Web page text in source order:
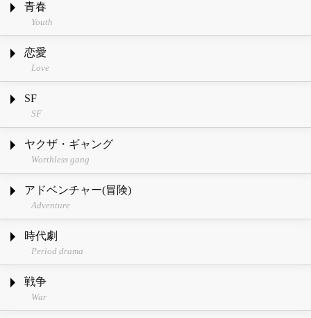
青春
Youth
恋愛
Love
SF
SF
ヤクザ・ギャング
Worthless gang
アドベンチャー(冒険)
Adventure
時代劇
Period drama
戦争
War